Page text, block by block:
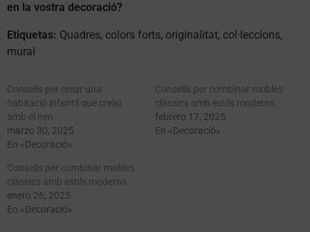
en la vostra decoració?
Etiquetas: Quadres, colors forts, originalitat, col·leccions,
mural
Consells per crear una
habitació infantil que creixi
amb el nen
marzo 30, 2025
En «Decoració»
Consells per combinar mobles
clàssics amb estils moderns
febrero 17, 2025
En «Decoració»
Consells per combinar mobles
clàssics amb estils moderns
enero 26, 2025
En «Decoració»